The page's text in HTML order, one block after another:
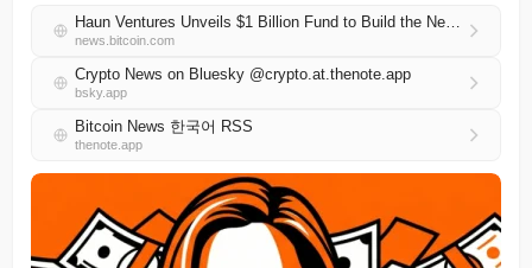
Haun Ventures Unveils $1 Billion Fund to Build the Next Financial System
news.bitcoin.com
Crypto News on Bluesky @crypto.at.thenote.app
bsky.app
Bitcoin News 한국어 RSS
thenote.app